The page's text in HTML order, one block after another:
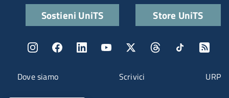
Menu contatti
Dove siamo Scrivici URP
Quick linksSostieni UniTS Store UniTS
Menu social